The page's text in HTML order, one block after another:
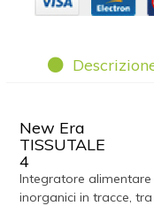
New Era
TISSUTALE
4
Integratore
inorganici in tracce,